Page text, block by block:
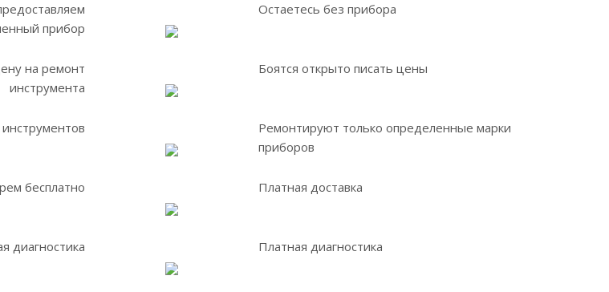
прибор
на ремонт
инструмента
бесплатно
диагностика
Остаетесь без прибора
Боятся открыто писать цены
Ремонтируют только определенные марки
приборов
Платная доставка
Платная диагностика